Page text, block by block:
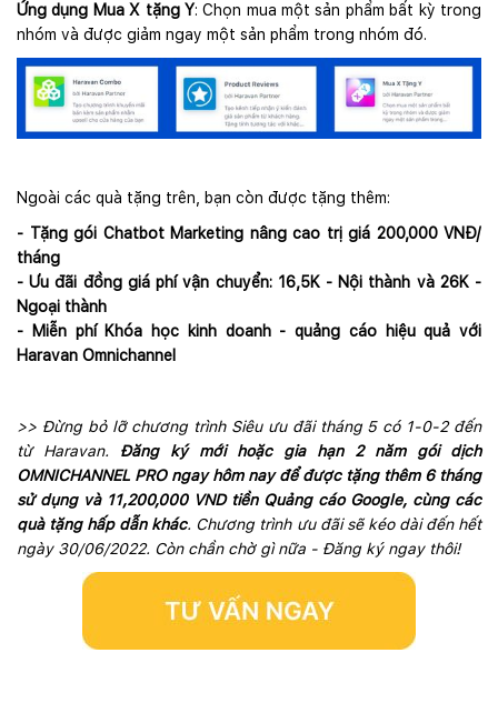
Ứng dụng Mua X tặng Y: Chọn mua một sản phẩm bất kỳ trong
nhóm và được giảm ngay một sản phẩm trong nhóm đó.
Ngoài các quà tặng trên, bạn còn được tặng thêm:
- Tặng gói Chatbot Marketing nâng cao trị giá 200,000 VNĐ/
tháng
- Ưu đãi đồng giá phí vận chuyển: 16,5K - Nội thành và 26K -
Ngoại thành
- Miễn phí Khóa học kinh doanh - quảng cáo hiệu quả với
Haravan Omnichannel
>> Đừng bỏ lỡ chương trình Siêu ưu đãi tháng 5 có 1-0-2 đến
từ Haravan. Đăng ký mới hoặc gia hạn 2 năm gói dịch
OMNICHANNEL PRO ngay hôm nay để được tặng thêm 6 tháng
sử dụng và 11,200,000 VND tiền Quảng cáo Google, cùng các
quà tặng hấp dẫn khác. Chương trình ưu đãi sẽ kéo dài đến hết
ngày 30/06/2022. Còn chần chờ gì nữa - Đăng ký ngay thôi!